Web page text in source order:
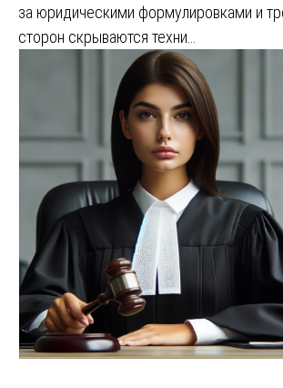
за юридическими формулировками и
сторон скрываются техни…